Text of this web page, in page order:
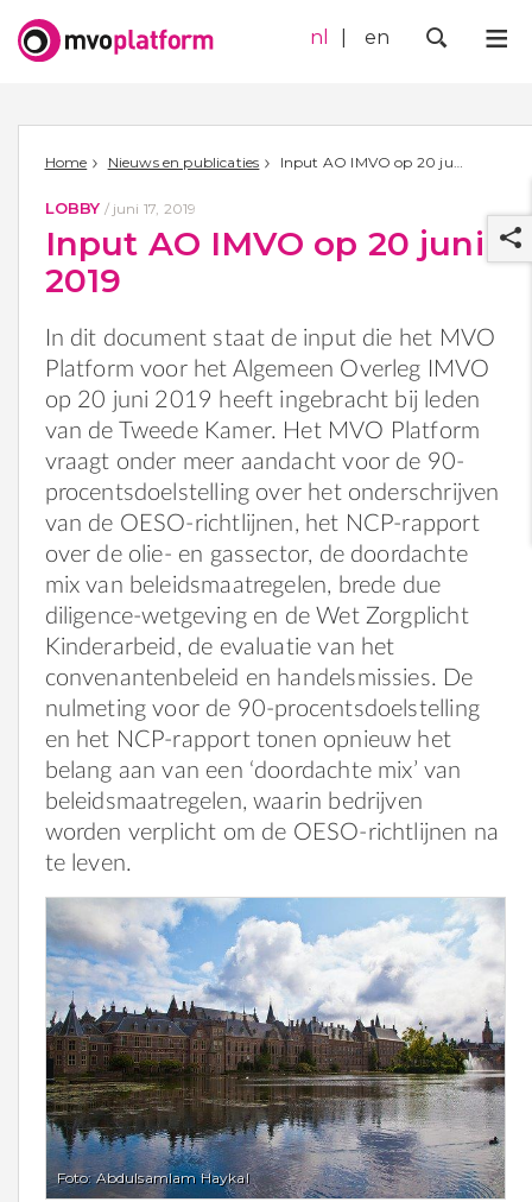
nl en
Home Nieuws en publicaties
LOBBY / juni 17, 2019
Input AO IMVO op 20 juni
2019
In dit document staat de input die het MVO
Platform voor het Algemeen Overleg IMVO
op 20 juni 2019 heeft ingebracht bij leden
van de Tweede Kamer. Het MVO Platform
vraagt onder meer aandacht voor de 90-
procentsdoelstelling over het onderschrijven
van de OESO-richtlijnen, het NCP-rapport
over de olie- en gassector, de doordachte
mix van beleidsmaatregelen, brede due
diligence-wetgeving en de Wet Zorgplicht
Kinderarbeid, de evaluatie van het
convenantenbeleid en handelsmissies. De
nulmeting voor de 90-procentsdoelstelling
en het NCP-rapport tonen opnieuw het
belang aan van een ‘doordachte mix’ van
beleidsmaatregelen, waarin bedrijven
worden verplicht om de OESO-richtlijnen na
te leven.
Foto: Abdulsamlam Haykal